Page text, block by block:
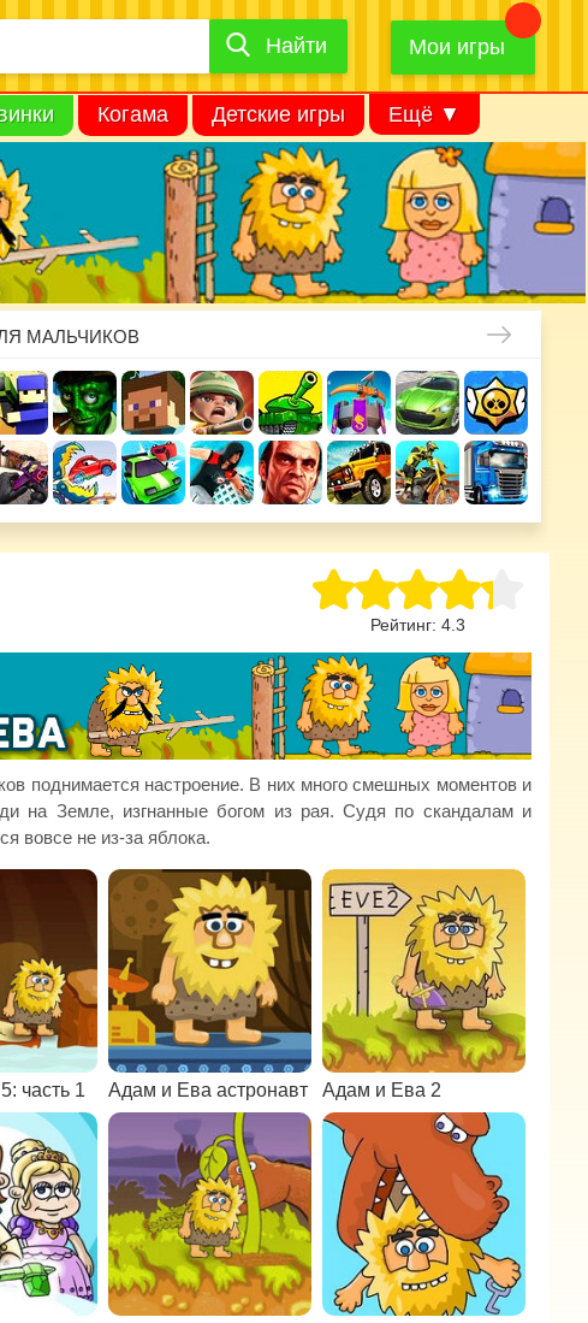
Найти
Найти Мои игры
Когама Детские игры Ещё ▼
МАЛЬЧИКОВ
Рейтинг: 4.3
поднимается настроение. В них много смешных моментов и
на Земле, изгнанные богом из рая. Судя по скандалам и
вовсе не из-за яблока.
часть 1 Адам и Ева астронавт Адам и Ева 2